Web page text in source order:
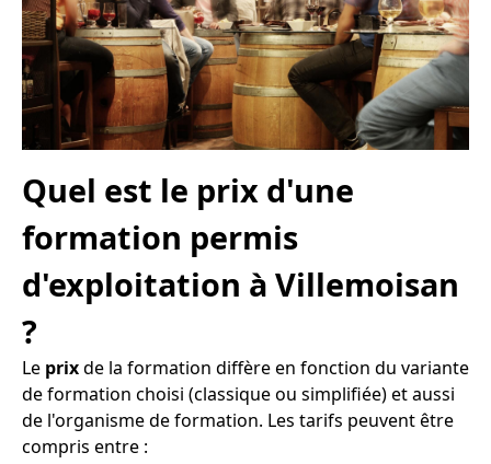
Quel est le prix d'une
formation permis
d'exploitation à Villemoisan
?
Le prixde la formation diffère en fonction du variante
de formation choisi (classique ou simplifiée) et aussi
de l'organisme de formation. Les tarifs peuvent être
compris entre :